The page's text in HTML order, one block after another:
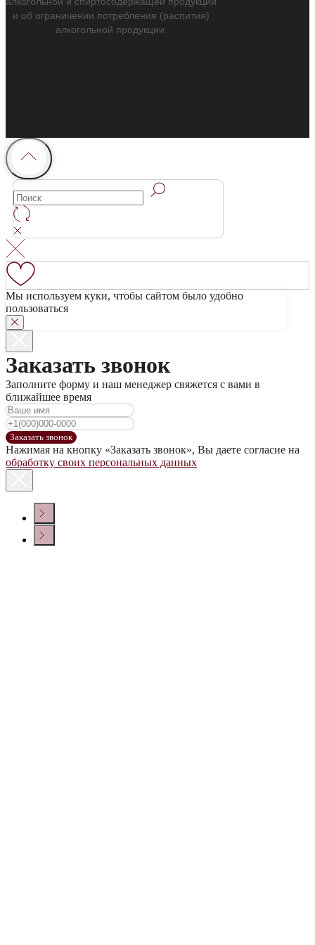
и об ограничении потребления (распития)
алкогольной продукции.
Мы используем куки, чтобы сайтом было удобно
пользоваться
Заказать звонок
Заполните форму и наш менеджер свяжется с вами в
ближайшее время
Заказать звонок
Нажимая на кнопку «Заказать звонок», Вы даете согласие на
обработку своих персональных данных